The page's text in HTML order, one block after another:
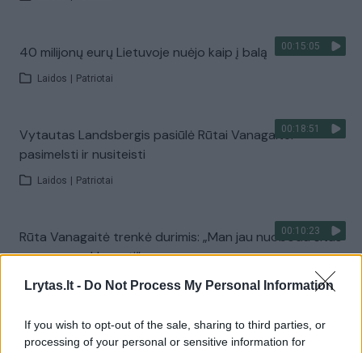
Lrytas.lt - Do Not Process My Personal Information
If you wish to opt-out of the sale, sharing to third parties, or
processing of your personal or sensitive information for
00:15:05
40 milijonų eurų Lietuvoje nuėjo kaip į balą
Laidos Patriotai
00:18:51
Vytautas Landsbergis pasiūlė Rūtai Vanagaitei
pasimelsti ir nusiteisti
Laidos Patriotai
00:10:23
Rūta Vanagaitė trenkė durimis: „Man jau nuobodu šitas
nesąmones klausyti“
Laidos | Patriotai
00:09:48
Vyras teigia, kad galimai miegojo su Laimute